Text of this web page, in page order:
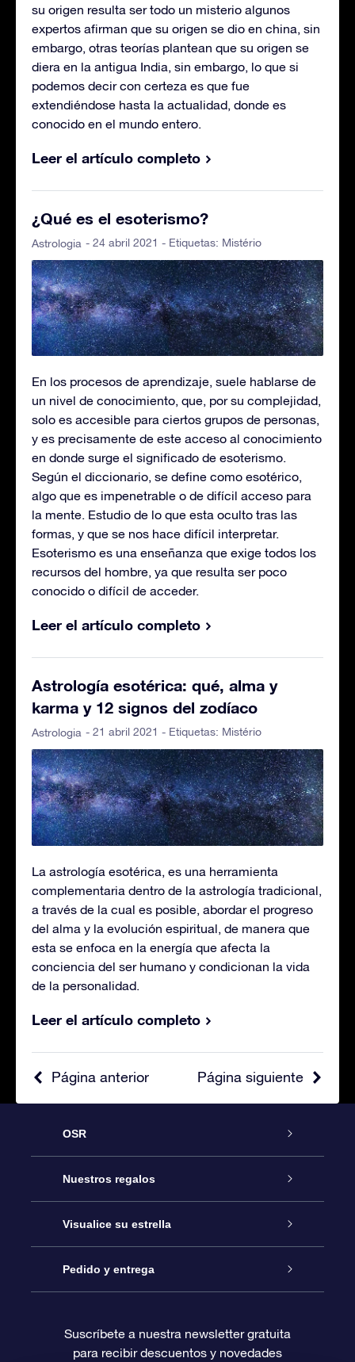
su origen resulta ser todo un misterio algunos
expertos afirman que su origen se dio en china, sin
embargo, otras teorías plantean que su origen se
diera en la antigua India, sin embargo, lo que si
podemos decir con certeza es que fue
extendiéndose hasta la actualidad, donde es
conocido en el mundo entero.
Leer el artículo completo
¿Qué es el esoterismo?
Astrologia - 24 abril 2021 - Etiquetas: Mistério
En los procesos de aprendizaje, suele hablarse de
un nivel de conocimiento, que, por su complejidad,
solo es accesible para ciertos grupos de personas,
y es precisamente de este acceso al conocimiento
en donde surge el significado de esoterismo.
Según el diccionario, se define como esotérico,
algo que es impenetrable o de difícil acceso para
la mente. Estudio de lo que esta oculto tras las
formas, y que se nos hace difícil interpretar.
Esoterismo es una enseñanza que exige todos los
recursos del hombre, ya que resulta ser poco
conocido o difícil de acceder.
Leer el artículo completo
Astrología esotérica: qué, alma y
karma y 12 signos del zodíaco
Astrologia - 21 abril 2021 - Etiquetas: Mistério
La astrología esotérica, es una herramienta
complementaria dentro de la astrología tradicional,
a través de la cual es posible, abordar el progreso
del alma y la evolución espiritual, de manera que
esta se enfoca en la energía que afecta la
conciencia del ser humano y condicionan la vida
de la personalidad.
Leer el artículo completo
Página siguiente
Página anterior
OSR
Atención
Contáctanos
Blog
Reseñas
Nuestros regalos
Regalo Estrella Online
Paquete de Regalo OSR
Tarjeta de Regalo OSR
Visualice su estrella
Registro estelar
Página de Estrella Personalizada
Pedido y entrega
Información de Pago
Suscríbete a nuestra newsletter gratuita
para recibir descuentos y novedades